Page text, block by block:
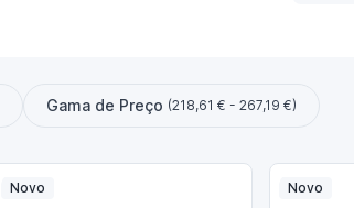
Gama de Preço (218,61 € - 267,19 €)
Novo Novo